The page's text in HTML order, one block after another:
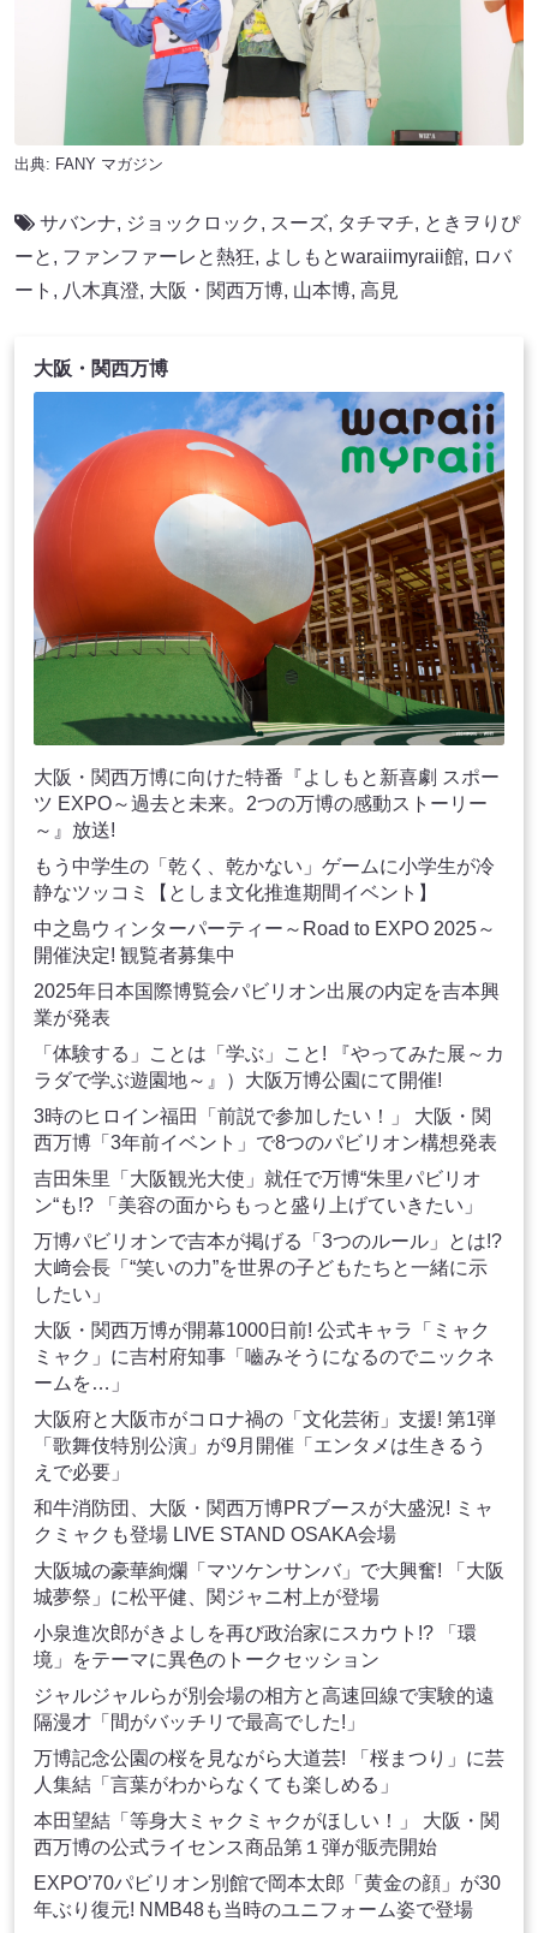
出典: FANY マガジン
サバンナ, ジョックロック , スーズ, タチマチ, ときヲりぴ
ーと , ファンファーレと熱狂, よしもとwaraiimyraii館, ロバ
ート , 八木真澄, 大阪・関西万博, 山本博, 高見
大阪・関西万博
大阪・関西万博に向けた特番『よしもと新喜劇 スポー
ツ EXPO～過去と未来。2つの万博の感動ストーリー
～』放送!
もう中学生の「乾く、乾かない」ゲームに小学生が冷
静なツッコミ【としま文化推進期間イベント】
中之島ウィンターパーティー～Road to EXPO 2025～
開催決定! 観覧者募集中
2025年日本国際博覧会パビリオン出展の内定を吉本興
業が発表
「体験する」ことは「学ぶ」こと! 『やってみた展～カ
ラダで学ぶ遊園地～』）大阪万博公園にて開催!
3時のヒロイン福田「前説で参加したい！」 大阪・関
西万博「3年前イベント」で8つのパビリオン構想発表
吉田朱里「大阪観光大使」就任で万博“朱里パビリオ
ン“も!? 「美容の面からもっと盛り上げていきたい」
万博パビリオンで吉本が掲げる「3つのルール」とは!?
大﨑会長「“笑いの力”を世界の子どもたちと一緒に示
したい」
大阪・関西万博が開幕1000日前! 公式キャラ「ミャク
ミャク」に吉村府知事「嚙みそうになるのでニックネ
ームを…」
大阪府と大阪市がコロナ禍の「文化芸術」支援! 第1弾
「歌舞伎特別公演」が9月開催「エンタメは生きるう
えで必要」
和牛消防団、大阪・関西万博PRブースが大盛況! ミャ
クミャクも登場 LIVE STAND OSAKA会場
大阪城の豪華絢爛「マツケンサンバ」で大興奮! 「大阪
城夢祭」に松平健、関ジャニ村上が登場
小泉進次郎がきよしを再び政治家にスカウト!? 「環
境」をテーマに異色のトークセッション
ジャルジャルらが別会場の相方と高速回線で実験的遠
隔漫才「間がバッチリで最高でした!」
万博記念公園の桜を見ながら大道芸! 「桜まつり」に芸
人集結「言葉がわからなくても楽しめる」
本田望結「等身大ミャクミャクがほしい！」 大阪・関
西万博の公式ライセンス商品第１弾が販売開始
EXPO’70パビリオン別館で岡本太郎「黄金の顔」が30
年ぶり復元! NMB48も当時のユニフォーム姿で登場